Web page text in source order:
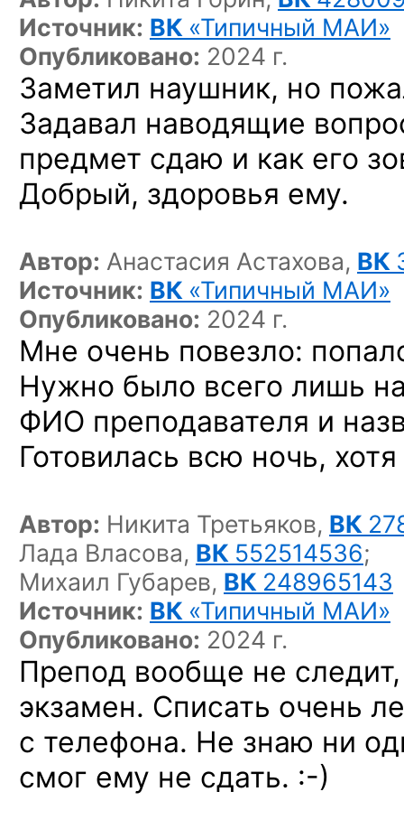
Источник: ВК «Типичный МАИ»
Опубликовано: 2024 г.
Заметил наушник, но
Задавал наводящие
предмет сдаю и как его
Добрый, здоровья ему.
Автор: Анастасия Астахова, ВК
Источник: ВК «Типичный МАИ»
Опубликовано: 2024 г.
Мне очень повезло:
Нужно было всего лишь
ФИО преподавателя и
Готовилась всю ночь,
Автор: Никита Третьяков, ВК
Лада Власова, ВК 552514536;
Михаил Губарев, ВК 248965143
Источник: ВК «Типичный МАИ»
Опубликовано: 2024 г.
Препод вообще не
экзамен. Списать очень
с телефона. Не знаю ни
смог ему не сдать. :-)